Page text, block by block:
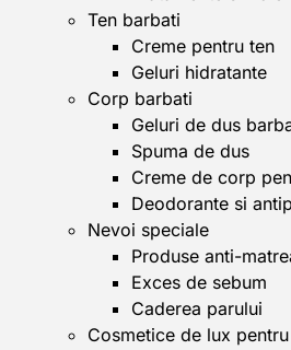
Ten barbati
Creme pentru ten
Geluri hidratante
Corp barbati
Geluri de dus
Spuma de dus
Creme de corp
Deodorante si
Nevoi speciale
Produse anti-
Exces de sebum
Caderea parului
Cosmetice de lux